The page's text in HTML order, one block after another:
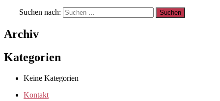
Suchen nach:
Archiv
Kategorien
Keine Kategorien
Kontakt